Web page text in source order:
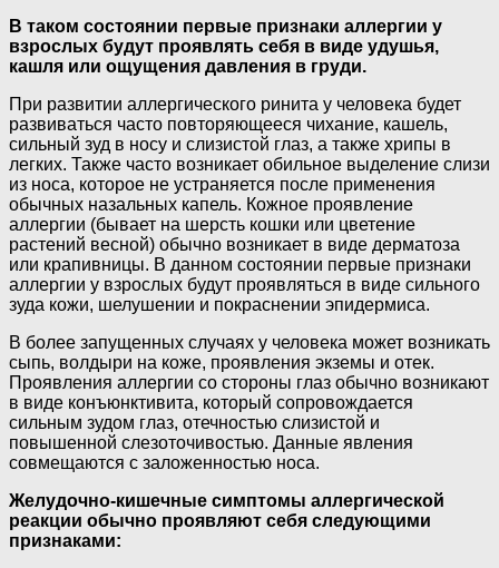
В таком состоянии первые признаки аллергии у
взрослых будут проявлять себя в виде удушья,
кашля или ощущения давления в груди.
При развитии аллергического ринита у человека будет
развиваться часто повторяющееся чихание, кашель,
сильный зуд в носу и слизистой глаз, а также хрипы в
легких. Также часто возникает обильное выделение слизи
из носа, которое не устраняется после применения
обычных назальных капель. Кожное проявление
аллергии (бывает на шерсть кошки или цветение
растений весной) обычно возникает в виде дерматоза
или крапивницы. В данном состоянии первые признаки
аллергии у взрослых будут проявляться в виде сильного
зуда кожи, шелушении и покраснении эпидермиса.
В более запущенных случаях у человека может возникать
сыпь, волдыри на коже, проявления экземы и отек.
Проявления аллергии со стороны глаз обычно возникают
в виде конъюнктивита, который сопровождается
сильным зудом глаз, отечностью слизистой и
повышенной слезоточивостью. Данные явления
совмещаются с заложенностью носа.
Желудочно-кишечные симптомы аллергической
реакции обычно проявляют себя следующими
признаками: